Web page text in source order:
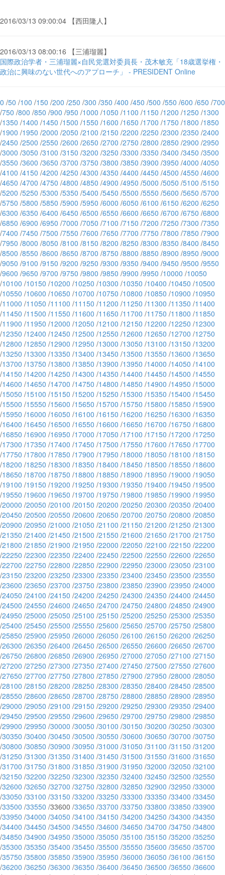
2016/03/13 09:00:04 【西田隆人】
2016/03/13 08:00:16 【三浦瑠麗】
国際政治学者・三浦瑠麗×自民党選対委員長・茂木敏充「18歳選挙権・
政治に興味のない世代へのアプローチ」 - PRESIDENT Online
0 /50 /100 /150 /200 /250 /300 /350 /400 /450 /500 /550 /600 /650 /700
/750 /800 /850 /900 /950 /1000 /1050 /1100 /1150 /1200 /1250 /1300
/1350 /1400 /1450 /1500 /1550 /1600 /1650 /1700 /1750 /1800 /1850
/1900 /1950 /2000 /2050 /2100 /2150 /2200 /2250 /2300 /2350 /2400
/2450 /2500 /2550 /2600 /2650 /2700 /2750 /2800 /2850 /2900 /2950
/3000 /3050 /3100 /3150 /3200 /3250 /3300 /3350 /3400 /3450 /3500
/3550 /3600 /3650 /3700 /3750 /3800 /3850 /3900 /3950 /4000 /4050
/4100 /4150 /4200 /4250 /4300 /4350 /4400 /4450 /4500 /4550 /4600
/4650 /4700 /4750 /4800 /4850 /4900 /4950 /5000 /5050 /5100 /5150
/5200 /5250 /5300 /5350 /5400 /5450 /5500 /5550 /5600 /5650 /5700
/5750 /5800 /5850 /5900 /5950 /6000 /6050 /6100 /6150 /6200 /6250
/6300 /6350 /6400 /6450 /6500 /6550 /6600 /6650 /6700 /6750 /6800
/6850 /6900 /6950 /7000 /7050 /7100 /7150 /7200 /7250 /7300 /7350
/7400 /7450 /7500 /7550 /7600 /7650 /7700 /7750 /7800 /7850 /7900
/7950 /8000 /8050 /8100 /8150 /8200 /8250 /8300 /8350 /8400 /8450
/8500 /8550 /8600 /8650 /8700 /8750 /8800 /8850 /8900 /8950 /9000
/9050 /9100 /9150 /9200 /9250 /9300 /9350 /9400 /9450 /9500 /9550
/9600 /9650 /9700 /9750 /9800 /9850 /9900 /9950 /10000 /10050
/10100 /10150 /10200 /10250 /10300 /10350 /10400 /10450 /10500
/10550 /10600 /10650 /10700 /10750 /10800 /10850 /10900 /10950
/11000 /11050 /11100 /11150 /11200 /11250 /11300 /11350 /11400
/11450 /11500 /11550 /11600 /11650 /11700 /11750 /11800 /11850
/11900 /11950 /12000 /12050 /12100 /12150 /12200 /12250 /12300
/12350 /12400 /12450 /12500 /12550 /12600 /12650 /12700 /12750
/12800 /12850 /12900 /12950 /13000 /13050 /13100 /13150 /13200
/13250 /13300 /13350 /13400 /13450 /13500 /13550 /13600 /13650
/13700 /13750 /13800 /13850 /13900 /13950 /14000 /14050 /14100
/14150 /14200 /14250 /14300 /14350 /14400 /14450 /14500 /14550
/14600 /14650 /14700 /14750 /14800 /14850 /14900 /14950 /15000
/15050 /15100 /15150 /15200 /15250 /15300 /15350 /15400 /15450
/15500 /15550 /15600 /15650 /15700 /15750 /15800 /15850 /15900
/15950 /16000 /16050 /16100 /16150 /16200 /16250 /16300 /16350
/16400 /16450 /16500 /16550 /16600 /16650 /16700 /16750 /16800
/16850 /16900 /16950 /17000 /17050 /17100 /17150 /17200 /17250
/17300 /17350 /17400 /17450 /17500 /17550 /17600 /17650 /17700
/17750 /17800 /17850 /17900 /17950 /18000 /18050 /18100 /18150
/18200 /18250 /18300 /18350 /18400 /18450 /18500 /18550 /18600
/18650 /18700 /18750 /18800 /18850 /18900 /18950 /19000 /19050
/19100 /19150 /19200 /19250 /19300 /19350 /19400 /19450 /19500
/19550 /19600 /19650 /19700 /19750 /19800 /19850 /19900 /19950
/20000 /20050 /20100 /20150 /20200 /20250 /20300 /20350 /20400
/20450 /20500 /20550 /20600 /20650 /20700 /20750 /20800 /20850
/20900 /20950 /21000 /21050 /21100 /21150 /21200 /21250 /21300
/21350 /21400 /21450 /21500 /21550 /21600 /21650 /21700 /21750
/21800 /21850 /21900 /21950 /22000 /22050 /22100 /22150 /22200
/22250 /22300 /22350 /22400 /22450 /22500 /22550 /22600 /22650
/22700 /22750 /22800 /22850 /22900 /22950 /23000 /23050 /23100
/23150 /23200 /23250 /23300 /23350 /23400 /23450 /23500 /23550
/23600 /23650 /23700 /23750 /23800 /23850 /23900 /23950 /24000
/24050 /24100 /24150 /24200 /24250 /24300 /24350 /24400 /24450
/24500 /24550 /24600 /24650 /24700 /24750 /24800 /24850 /24900
/24950 /25000 /25050 /25100 /25150 /25200 /25250 /25300 /25350
/25400 /25450 /25500 /25550 /25600 /25650 /25700 /25750 /25800
/25850 /25900 /25950 /26000 /26050 /26100 /26150 /26200 /26250
/26300 /26350 /26400 /26450 /26500 /26550 /26600 /26650 /26700
/26750 /26800 /26850 /26900 /26950 /27000 /27050 /27100 /27150
/27200 /27250 /27300 /27350 /27400 /27450 /27500 /27550 /27600
/27650 /27700 /27750 /27800 /27850 /27900 /27950 /28000 /28050
/28100 /28150 /28200 /28250 /28300 /28350 /28400 /28450 /28500
/28550 /28600 /28650 /28700 /28750 /28800 /28850 /28900 /28950
/29000 /29050 /29100 /29150 /29200 /29250 /29300 /29350 /29400
/29450 /29500 /29550 /29600 /29650 /29700 /29750 /29800 /29850
/29900 /29950 /30000 /30050 /30100 /30150 /30200 /30250 /30300
/30350 /30400 /30450 /30500 /30550 /30600 /30650 /30700 /30750
/30800 /30850 /30900 /30950 /31000 /31050 /31100 /31150 /31200
/31250 /31300 /31350 /31400 /31450 /31500 /31550 /31600 /31650
/31700 /31750 /31800 /31850 /31900 /31950 /32000 /32050 /32100
/32150 /32200 /32250 /32300 /32350 /32400 /32450 /32500 /32550
/32600 /32650 /32700 /32750 /32800 /32850 /32900 /32950 /33000
/33050 /33100 /33150 /33200 /33250 /33300 /33350 /33400 /33450
/33500 /33550 /33600 /33650 /33700 /33750 /33800 /33850 /33900
/33950 /34000 /34050 /34100 /34150 /34200 /34250 /34300 /34350
/34400 /34450 /34500 /34550 /34600 /34650 /34700 /34750 /34800
/34850 /34900 /34950 /35000 /35050 /35100 /35150 /35200 /35250
/35300 /35350 /35400 /35450 /35500 /35550 /35600 /35650 /35700
/35750 /35800 /35850 /35900 /35950 /36000 /36050 /36100 /36150
/36200 /36250 /36300 /36350 /36400 /36450 /36500 /36550 /36600